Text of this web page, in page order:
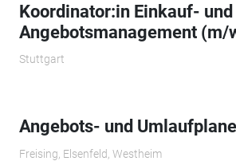
Koordinator:in Einkauf- und
Angebotsmanagement (m/
Stuttgart
Angebots- und
Freising, Elsenfeld, Westheim